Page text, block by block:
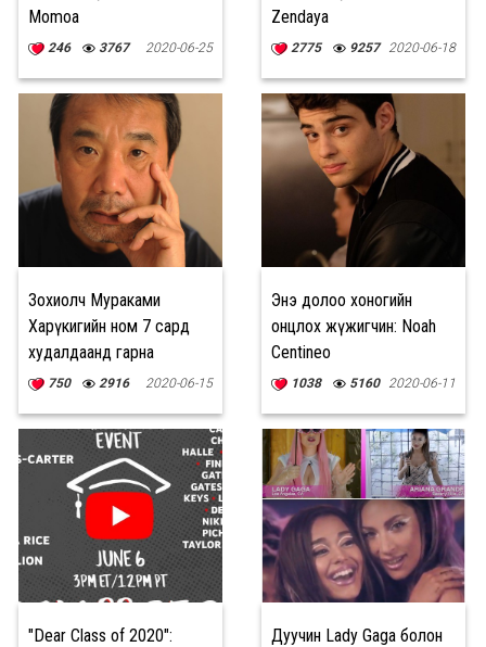
Momoa
246 3767 2020-06-25
Zendaya
2775 9257 2020-06-18
Зохиолч Мураками
Харүкигийн ном 7 сард
худалдаанд гарна
750 2916 2020-06-15
Энэ долоо хоногийн
онцлох жүжигчин: Noah
Centineo
1038 5160 2020-06-11
"Dear Class of 2020":
Дуучин Lady Gaga болон